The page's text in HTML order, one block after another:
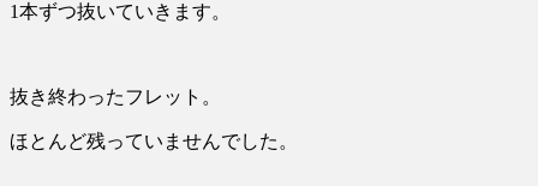
1本ずつ抜いていきます。
抜き終わったフレット。
ほとんど残っていませんでした。